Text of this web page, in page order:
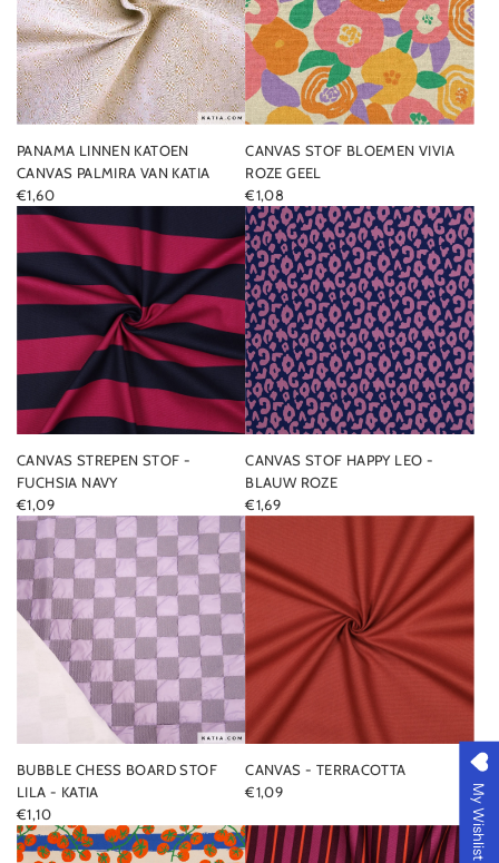
PANAMA LINNEN KATOEN
CANVAS PALMIRA VAN KATIA
€1,60
CANVAS STOF BLOEMEN VIVIA
ROZE GEEL
€1,08
CANVAS STREPEN STOF -
FUCHSIA NAVY
€1,09
CANVAS STOF HAPPY LEO -
BLAUW ROZE
€1,69
BUBBLE CHESS BOARD STOF
LILA - KATIA
€1,10
CANVAS - TERRACOTTA
€1,09
My Wishlist